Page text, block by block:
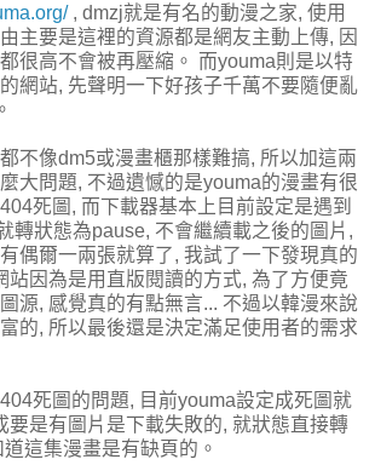
, dmzj就是有名的動漫之家, 使用
主要是這裡的資源都是網友主動上傳, 因
很高不會被再壓縮。 而youma則是以特
網站, 先聲明一下好孩子千萬不要隨便亂
不像dm5或漫畫櫃那樣難搞, 所以加這兩
大問題, 不過遺憾的是youma的漫畫有很
死圖, 而下載器基本上目前設定是遇到
轉狀態為pause, 不會繼續載之後的圖片,
偶爾一兩張就算了, 我試了一下發現真的
站因為是用直版閱讀的方式, 為了方便竟
源, 感覺真的有點無言... 不過以韓漫來說
的, 所以最後還是決定滿足使用者的需求
死圖的問題, 目前youma設定成死圖就
要是有圖片是下載失敗的, 就狀態直接轉
這集漫畫是有缺頁的。